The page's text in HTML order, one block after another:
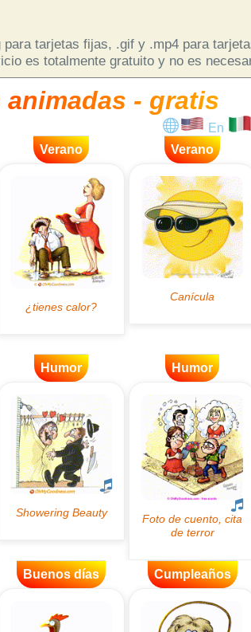
tarjetas fijas, .gif y .mp4 para
es totalmente gratuito y no es
- gratis
En
Verano Verano
Humor Humor
Buenos días Cumpleaños